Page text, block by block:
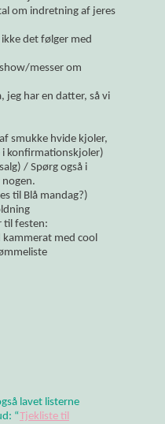
om indretning af jeres
det følger med
messer om
har en datter, så vi
smukke hvide kjoler,
i konfirmationskjoler)
/ Spørg også i
til Blå mandag?)
til festen:
kammerat med cool
lavet listerne
“Tjekliste til